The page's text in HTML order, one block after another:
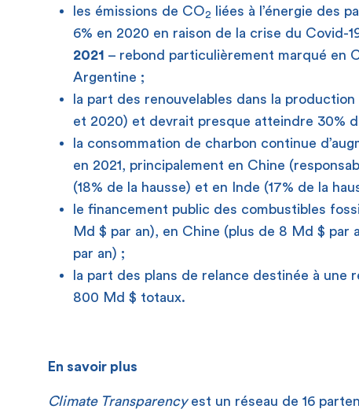
les émissions de CO2
liées à l’énergie des
6% en 2020 en raison de la crise du Covid-
2021 – rebond particulièrement marqué en
Argentine ;
la part des renouvelables dans la
et 2020) et devrait presque atteindre 30%
la consommation de charbon continue
en 2021, principalement en Chine
(18% de la hausse) et en Inde (17% de la
le financement public des combustibles
Md $ par an), en Chine (plus de 8 Md $
par an) ;
la part des plans de relance destinée à
800 Md $ totaux.
En savoir plus
Climate Transparencyest un réseau de 16